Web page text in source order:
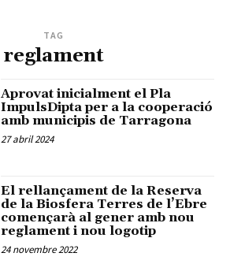
TAG
reglament
Aprovat inicialment el Pla
ImpulsDipta per a la cooperació
amb municipis de Tarragona
27 abril 2024
El rellançament de la Reserva
de la Biosfera Terres de l’Ebre
començarà al gener amb nou
reglament i nou logotip
24 novembre 2022